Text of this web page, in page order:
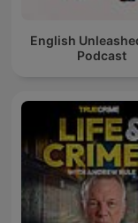
English
Podcast